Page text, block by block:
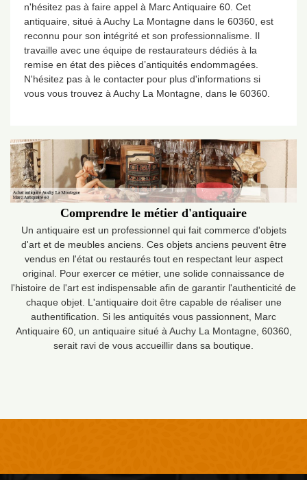
n'hésitez pas à faire appel à Marc Antiquaire 60. Cet
antiquaire, situé à Auchy La Montagne dans le 60360, est
reconnu pour son intégrité et son professionnalisme. Il
travaille avec une équipe de restaurateurs dédiés à la
remise en état des pièces d’antiquités endommagées.
N'hésitez pas à le contacter pour plus d'informations si
vous vous trouvez à Auchy La Montagne, dans le 60360.
Comprendre le métier d'antiquaire
Un antiquaire est un professionnel qui fait commerce d'objets
d'art et de meubles anciens. Ces objets anciens peuvent être
vendus en l'état ou restaurés tout en respectant leur aspect
original. Pour exercer ce métier, une solide connaissance de
l'histoire de l'art est indispensable afin de garantir l'authenticité de
chaque objet. L'antiquaire doit être capable de réaliser une
authentification. Si les antiquités vous passionnent, Marc
Antiquaire 60, un antiquaire situé à Auchy La Montagne, 60360,
serait ravi de vous accueillir dans sa boutique.